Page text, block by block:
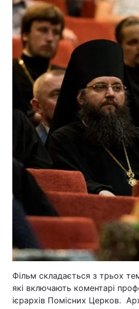
Фільм складається з трьох
які включають коментарі
ієрархів Помісних Церков.